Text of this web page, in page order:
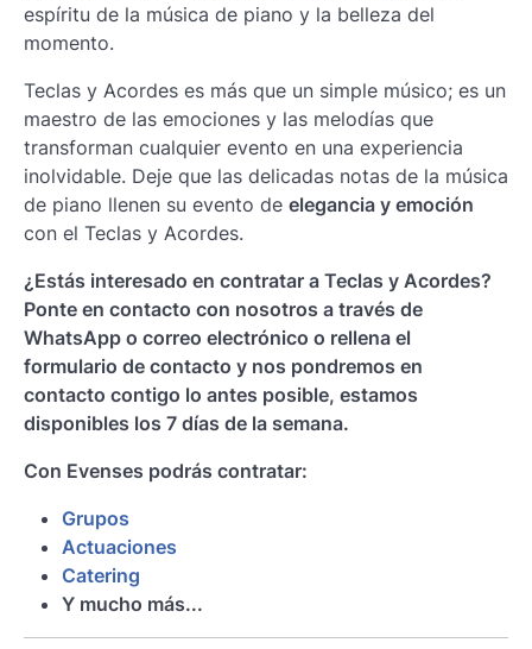
espíritu de la música de piano y la belleza del
momento.
Teclas y Acordes es más que un simple músico; es un
maestro de las emociones y las melodías que
transforman cualquier evento en una experiencia
inolvidable. Deje que las delicadas notas de la música
de piano llenen su evento de elegancia y emoción
con el Teclas y Acordes.
¿Estás interesado en contratar a Teclas y Acordes?
Ponte en contacto con nosotros a través de
WhatsApp o correo electrónico o rellena el
formulario de contacto y nos pondremos en
contacto contigo lo antes posible, estamos
disponibles los 7 días de la semana.
Con Evenses podrás contratar:
Grupos
Actuaciones
Catering
Y mucho más...